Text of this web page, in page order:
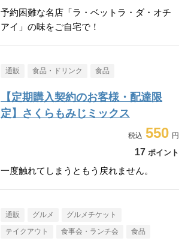
予約困難な名店「ラ・ベットラ・ダ・オチ
アイ」の味をご自宅で！
通販 食品・ドリンク 食品
【定期購入契約のお客様・配達限
定】さくらもみじミックス
550
17 ポイント
一度触れてしまうともう戻れません。
通販 グルメ グルメチケット
テイクアウト 食事会・ランチ会 食品